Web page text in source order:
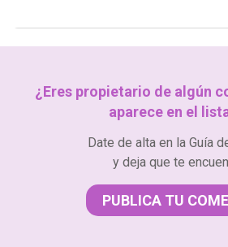
¿Eres propietario de algún
aparece en el
Date de alta en la Guía
y deja que te
PUBLICA TU